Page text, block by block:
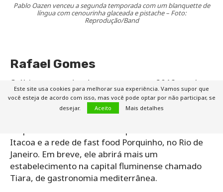
Pablo Oazen venceu a segunda temporada com um blanquette de
língua com cenourinha glaceada e pistache – Foto:
Reprodução/Band
Rafael Gomes
O último vencedor do programa, em 2018, ganhou
os jurados com um pato laqueado com mel e
molho de cenoura e cevadinha. Hoje, ele se divide
Itacoa e a rede de fast food Porquinho, no Rio de
Janeiro. Em breve, ele abrirá mais um
estabelecimento na capital fluminense chamado
Tiara, de gastronomia mediterrânea.
Este site usa cookies para melhorar sua experiência. Vamos supor que
você esteja de acordo com isso, mas você pode optar por não participar, se
desejar.
Aceito Mais detalhes